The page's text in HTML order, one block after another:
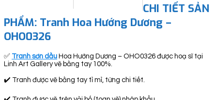
CHI TIẾT SẢN
PHẨM: Tranh Hoa Hướng Dương –
OHO0326
✅ Tranh sơn dầu Hoa Hướng Dương – OHO0326 được hoạ sĩ tại
Linh Art Gallery vẽ bằng tay 100%.
✔️ Tranh được vẽ bằng tay tỉ mỉ, từng chi tiết.